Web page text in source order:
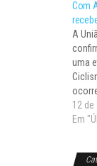
Com
A
uma
12 de
Em